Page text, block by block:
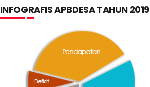
INFOGRAFIS APBDESA TAHUN 2019